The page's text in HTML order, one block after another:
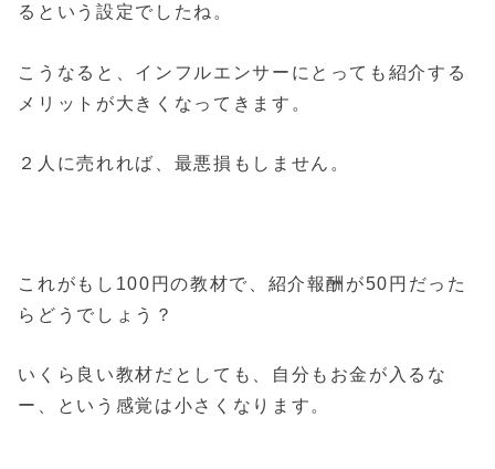
るという設定でしたね。
こうなると、インフルエンサーにとっても紹介する
メリットが大きくなってきます。
２人に売れれば、最悪損もしません。
これがもし100円の教材で、紹介報酬が50円だった
らどうでしょう？
いくら良い教材だとしても、自分もお金が入るな
ー、という感覚は小さくなります。